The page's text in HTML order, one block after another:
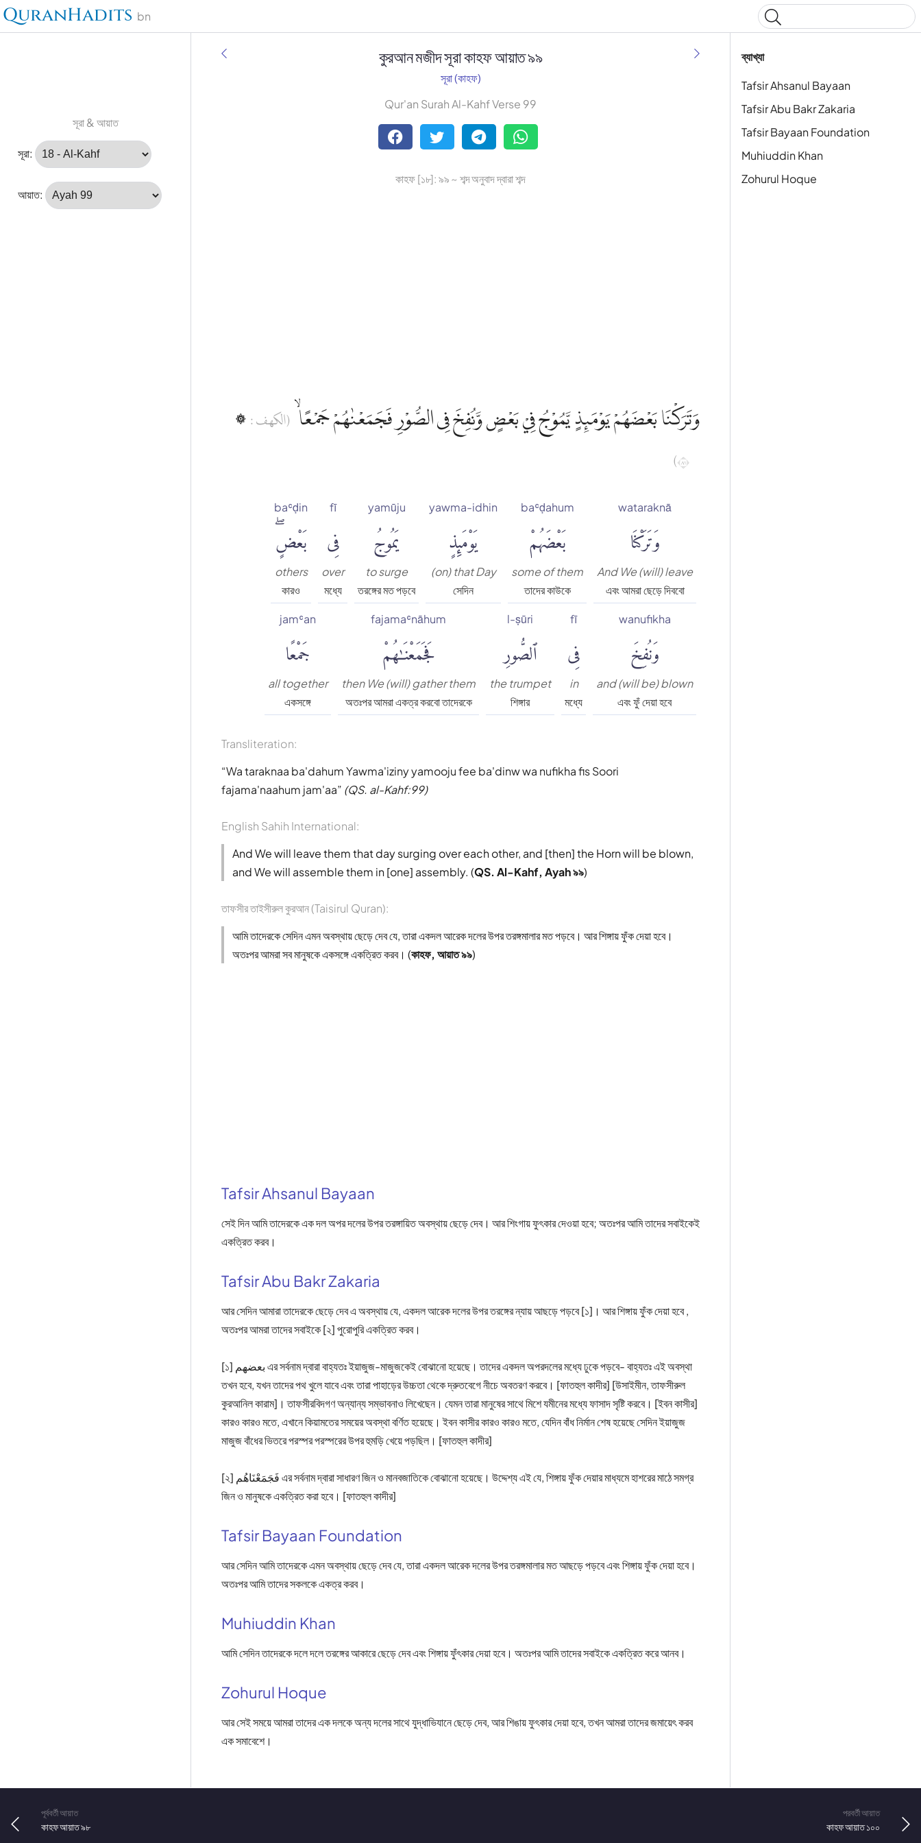
QuranHadits bn
সূরা & আয়াত
সূরা:
আয়াত:
ব্যাখ্যা
Tafsir Ahsanul Bayaan
Tafsir Abu Bakr Zakaria
Tafsir Bayaan Foundation
Muhiuddin Khan
Zohurul Hoque
কুরআন মজীদ সূরা কাহফ আয়াত ৯৯
সূরা (কাহফ)
Qur'an Surah Al-Kahf Verse 99
কাহফ [১৮]: ৯৯ ~ শব্দ অনুবাদ দ্বারা শব্দ
۞ وَتَرَكْنَا بَعْضَهُمْ يَوْمَىِٕذٍ يَّمُوْجُ فِيْ بَعْضٍ وَّنُفِخَ فِى الصُّوْرِ فَجَمَعْنٰهُمْ جَمْعًا ۙ (الكهف :
١٨)
wataraknā
وَتَرَكْنَا
And We (will) leave
এবং আমরা ছেড়ে দিববো
baʿḍahum
بَعْضَهُمْ
some of them
তাদের কাউকে
yawma-idhin
يَوْمَئِذٍ
(on) that Day
সেদিন
yamūju
يَمُوجُ
to surge
তরঙ্গের মত পড়বে
fī
فِى
over
মধ্যে
baʿḍin
بَعْضٍۖ
others
কারও
wanufikha
وَنُفِخَ
and (will be) blown
এবং ফুঁ দেয়া হবে
fī
فِى
in
মধ্যে
l-ṣūri
ٱلصُّورِ
the trumpet
শিঙ্গার
fajamaʿnāhum
فَجَمَعْنَٰهُمْ
then We (will) gather them
অতঃপর আমরা একত্র করবো তাদেরকে
jamʿan
جَمْعًا
all together
একসঙ্গে
Transliteration:
Wa taraknaa ba'dahum Yawma'iziny yamooju fee ba'dinw wa nufikha fis Soori
fajama'naahum jam'aa (QS. al-Kahf:99)
English Sahih International:
And We will leave them that day surging over each other, and [then] the Horn will be blown,
and We will assemble them in [one] assembly. (QS. Al-Kahf, Ayah ৯৯)
তাফসীর তাইসীরুল কুরআন (Taisirul Quran):
আমি তাদেরকে সেদিন এমন অবস্থায় ছেড়ে দেব যে, তারা একদল আরেক দলের উপর তরঙ্গমালার মত পড়বে। আর শিঙ্গায় ফুঁক দেয়া হবে।
অতঃপর আমরা সব মানুষকে একসঙ্গে একত্রিত করব। (কাহফ, আয়াত ৯৯)
Tafsir Ahsanul Bayaan
সেই দিন আমি তাদেরকে এক দল অপর দলের উপর তরঙ্গায়িত অবস্থায় ছেড়ে দেব। আর শিংগায় ফুৎকার দেওয়া হবে; অতঃপর আমি তাদের সবাইকেই
একত্রিত করব।
Tafsir Abu Bakr Zakaria
আর সেদিন আমারা তাদেরকে ছেড়ে দেব এ অবস্থায় যে, একদল আরেক দলের উপর তরঙ্গের ন্যায় আছড়ে পড়বে [১]। আর শিঙ্গায় ফুঁক দেয়া হবে ,
অতঃপর আমরা তাদের সবাইকে [২] পুরোপুরি একত্রিত করব।
[১] بعضهم এর সর্বনাম দ্বারা বাহ্যতঃ ইয়াজুজ-মাজুজকেই বোঝানো হয়েছে। তাদের একদল অপরদলের মধ্যে ঢুকে পড়বে- বাহ্যতঃ এই অবস্থা
তখন হবে, যখন তাদের পথ খুলে যাবে এবং তারা পাহাড়ের উচ্চতা থেকে দ্রুতবেগে নীচে অবতরণ করবে। [ফাতহুল কাদীর] [উসাইমীন, তাফসীরুল
কুরআনিল কারাম]। তাফসীরবিদগণ অন্যান্য সম্ভাবনাও লিখেছেন। যেমন তারা মানুষের সাথে মিশে যমীনের মধ্যে ফাসাদ সৃষ্টি করবে। [ইবন কাসীর]
কারও কারও মতে, এখানে কিয়ামতের সময়ের অবস্থা বর্ণিত হয়েছে। ইবন কাসীর কারও কারও মতে, যেদিন বাঁধ নির্মান শেষ হয়েছে সেদিন ইয়াজুজ
মাজুজ বাঁধের ভিতরে পরস্পর পরস্পরের উপর হুমড়ি খেয়ে পড়ছিল। [ফাতহুল কাদীর]
[২] فَجَمَعْنَاهُم এর সর্বনাম দ্বারা সাধারণ জিন ও মানবজাতিকে বোঝানো হয়েছে। উদ্দেশ্য এই যে, শিঙ্গায় ফুঁক দেয়ার মাধ্যমে হাশরের মাঠে সমগ্র
জিন ও মানুষকে একত্রিত করা হবে। [ফাতহুল কাদীর]
Tafsir Bayaan Foundation
আর সেদিন আমি তাদেরকে এমন অবস্থায় ছেড়ে দেব যে, তারা একদল আরেক দলের উপর তরঙ্গমালার মত আছড়ে পড়বে এবং শিঙ্গায় ফুঁক দেয়া হবে।
অতঃপর আমি তাদের সকলকে একত্র করব।
Muhiuddin Khan
আমি সেদিন তাদেরকে দলে দলে তরঙ্গের আকারে ছেড়ে দেব এবং শিঙ্গায় ফুঁৎকার দেয়া হবে। অতঃপর আমি তাদের সবাইকে একত্রিত করে আনব।
Zohurul Hoque
আর সেই সময়ে আমরা তাদের এক দলকে অন্য দলের সাথে যুদ্ধাভিযানে ছেড়ে দেব, আর শিঙায় ফুৎকার দেয়া হবে, তখন আমরা তাদের জমায়েৎ করব
এক সমাবেশে।
পূর্ববর্তী আয়াত
কাহফ আয়াত ৯৮
পরবর্তী আয়াত
কাহফ আয়াত ১০০